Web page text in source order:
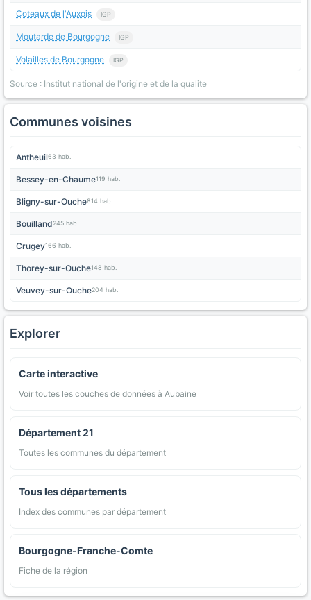
Coteaux de l'Auxois IGP
Moutarde de Bourgogne IGP
Volailles de Bourgogne IGP
Source : Institut national de l'origine et de la qualite
Communes voisines
Antheuil63 hab.
Bessey-en-Chaume119 hab.
Bligny-sur-Ouche814 hab.
Bouilland245 hab.
Crugey166 hab.
Thorey-sur-Ouche148 hab.
Veuvey-sur-Ouche204 hab.
Explorer
Carte interactive
Voir toutes les couches de données à Aubaine
Département 21
Toutes les communes du département
Tous les départements
Index des communes par département
Bourgogne-Franche-Comte
Fiche de la région